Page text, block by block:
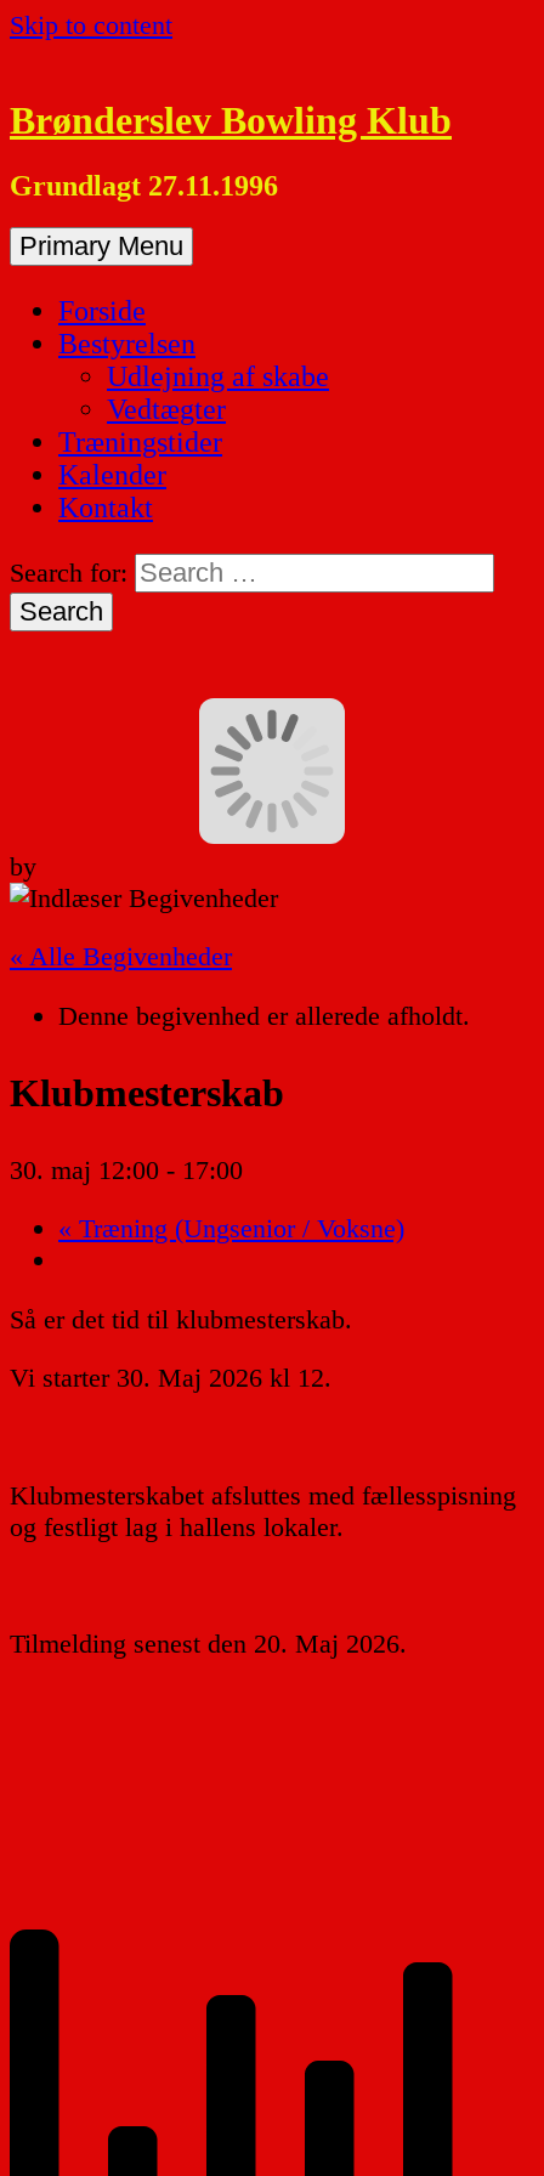
Skip to content
Brønderslev Bowling Klub
Grundlagt 27.11.1996
Primary Menu
Forside
Bestyrelsen
Udlejning af skabe
Vedtægter
Træningstider
Kalender
Kontakt
Search for:
by
« Alle Begivenheder
Denne begivenhed er allerede afholdt.
Klubmesterskab
30. maj 12:00 - 17:00
« Træning (Ungsenior / Voksne)
Så er det tid til klubmesterskab.
Vi starter 30. Maj 2026 kl 12.
Klubmesterskabet afsluttes med fællesspisning
og festligt lag i hallens lokaler.
Tilmelding senest den 20. Maj 2026.